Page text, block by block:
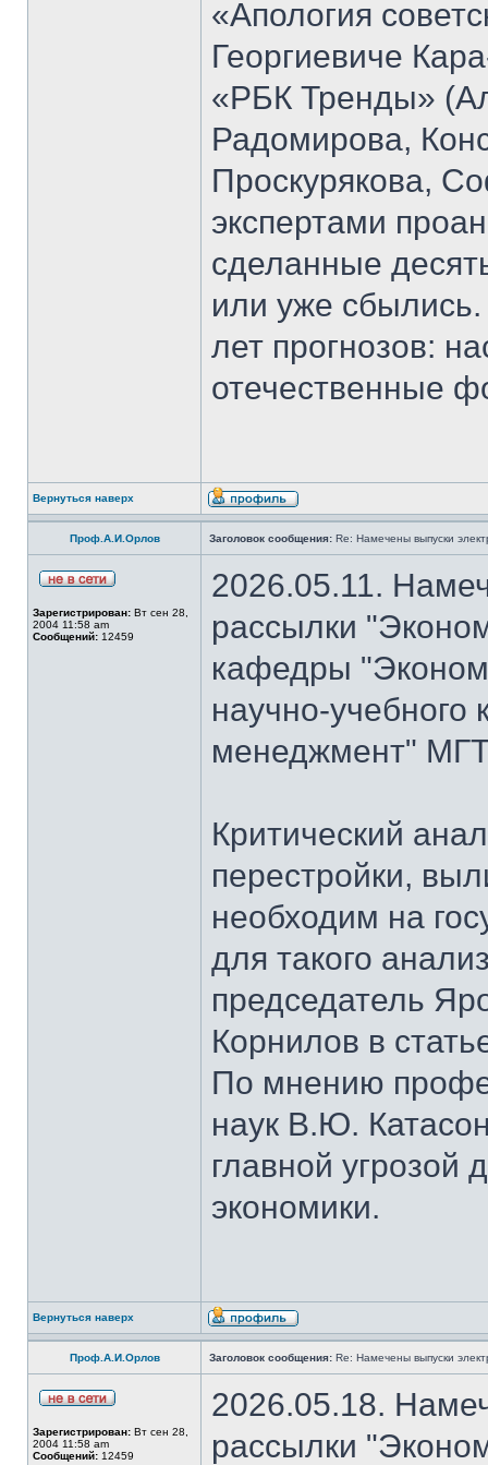
«Апология
Георгиевиче
«РБК Тренды»
Радомирова,
Проскурякова,
экспертами
сделанные
или уже сбылись.
лет прогнозов:
отечественные
Вернуться наверх
Проф.А.И.Орлов Заголовок сообщения: Re: Намечены выпуски
Зарегистрирован: Вт сен 28,
2004 11:58 am
Сообщений: 12459
2026.05.11.
рассылки
кафедры
научно-
менеджмент"
Критический
перестройки,
необходим на
для такого
председатель
Корнилов в
По мнению
наук В.Ю.
главной угрозой
экономики.
Вернуться наверх
Проф.А.И.Орлов Заголовок сообщения: Re: Намечены выпуски
Зарегистрирован: Вт сен 28,
2004 11:58 am
Сообщений: 12459
2026.05.18.
рассылки